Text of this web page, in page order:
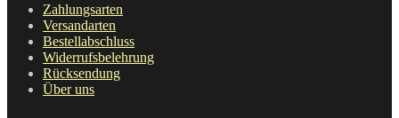
Zahlungsarten
Versandarten
Bestellabschluss
Widerrufsbelehrung
Rücksendung
Über uns